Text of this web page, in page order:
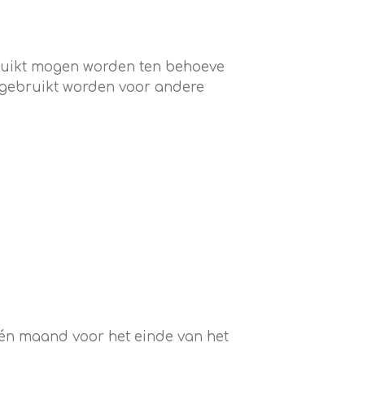
mogen worden ten behoeve
worden voor andere
maand voor het einde van het